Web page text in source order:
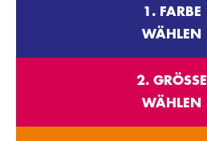
1. FARBE
WÄHLEN
2. GRÖSSE
WÄHLEN